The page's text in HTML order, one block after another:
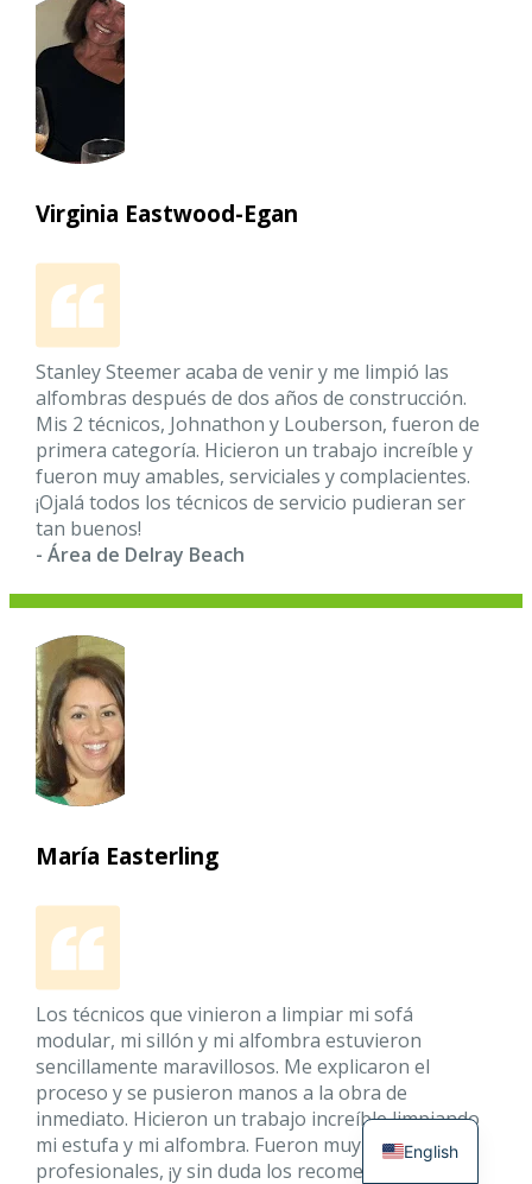
Virginia Eastwood-Egan
Stanley Steemer acaba de venir y me limpió las
alfombras después de dos años de construcción.
Mis 2 técnicos, Johnathon y Louberson, fueron de
primera categoría. Hicieron un trabajo increíble y
fueron muy amables, serviciales y complacientes.
¡Ojalá todos los técnicos de servicio pudieran ser
tan buenos!
- Área de Delray Beach
María Easterling
Los técnicos que vinieron a limpiar mi sofá
modular, mi sillón y mi alfombra estuvieron
sencillamente maravillosos. Me explicaron el
proceso y se pusieron manos a la obra de
inmediato. Hicieron un trabajo increíble limpiando
mi estufa y mi alfombra. Fueron muy amables y
profesionales, ¡y sin duda los recomendaría a
English